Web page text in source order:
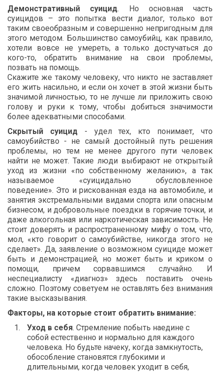
Демонстративный суицид. Но основная часть
суицидов – это попытка вести диалог, только вот
таким своеобразным и совершенно непригодным для
этого методом. Большинство самоубийц, как правило,
хотели вовсе не умереть, а только достучаться до
кого-то, обратить внимание на свои проблемы,
позвать на помощь.
Скажите же такому человеку, что никто не заставляет
его жить насильно, и если он хочет в этой жизни быть
значимой личностью, то не лучше ли приложить свою
голову и руки к тому, чтобы добиться значимости
более адекватными способами.
Скрытый суицид- удел тех, кто понимает, что
самоубийство - не самый достойный путь решения
проблемы, но тем не менее другого пути человек
найти не может. Такие люди выбирают не открытый
уход из жизни «по собственному желанию», а так
называемое «суицидально обусловленное
поведение». Это и рискованная езда на автомобиле, и
занятия экстремальными видами спорта или опасным
бизнесом, и добровольные поездки в горячие точки, и
даже алкогольная или наркотическая зависимость. Не
стоит доверять и распространенному мифу о том, что,
мол, «кто говорит о самоубийстве, никогда этого не
сделает». Да, заявление о возможном суициде может
быть и демонстрацией, но может быть и криком о
помощи, причем сорвавшимся случайно. И
неспециалисту «диагноз» здесь поставить очень
сложно. Поэтому советуем не оставлять без внимания
такие высказывания.
Факторы, на которые стоит обратить внимание:
Уход в себя. Стремление побыть наедине с
собой естественно и нормально для каждого
человека. Но будьте начеку, когда замкнутость,
обособление становятся глубокими и
длительными, когда человек уходит в себя,